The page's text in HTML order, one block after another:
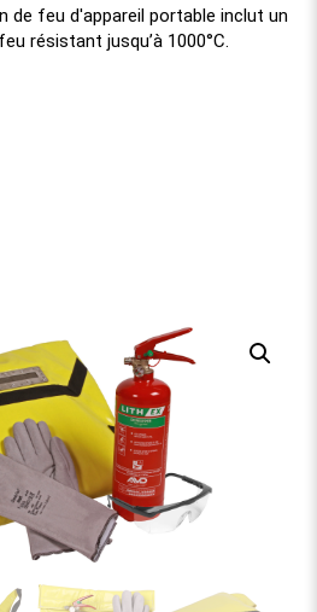
de feu d'appareil portable inclut un
résistant jusqu’à 1000°C.